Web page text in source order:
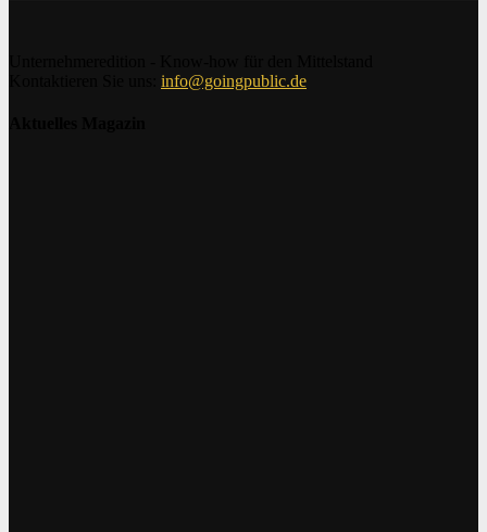
info@goingpublic.de